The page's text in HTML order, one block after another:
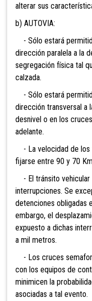
alterar sus
b) AUTOVIA:
- Sólo estará
dirección paralela a la
segregación física tal
calzada.
- Sólo estará
dirección transversal a
desnivel o en los
adelante.
- La velocidad de los
fijarse entre 90 y 70
- El tránsito vehicular
interrupciones. Se
detenciones obligadas
embargo, el
expuesto a dichas
a mil metros.
- Los cruces
con los equipos de
minimicen la
asociadas a tal evento.